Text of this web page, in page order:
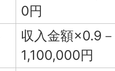
0円
収入金額×0.9－
1,100,000円